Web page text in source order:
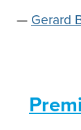
— Gerard